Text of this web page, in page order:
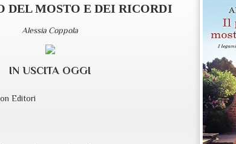
DEL MOSTO E DEI RICORDI
Alessia Coppola
IN USCITA OGGI
Editori